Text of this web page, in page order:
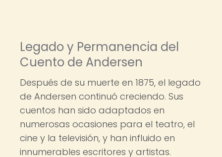
Legado y Permanencia del
Cuento de Andersen
Después de su muerte en 1875, el legado
de Andersen continuó creciendo. Sus
cuentos han sido adaptados en
numerosas ocasiones para el teatro, el
cine y la televisión, y han influido en
innumerables escritores y artistas.